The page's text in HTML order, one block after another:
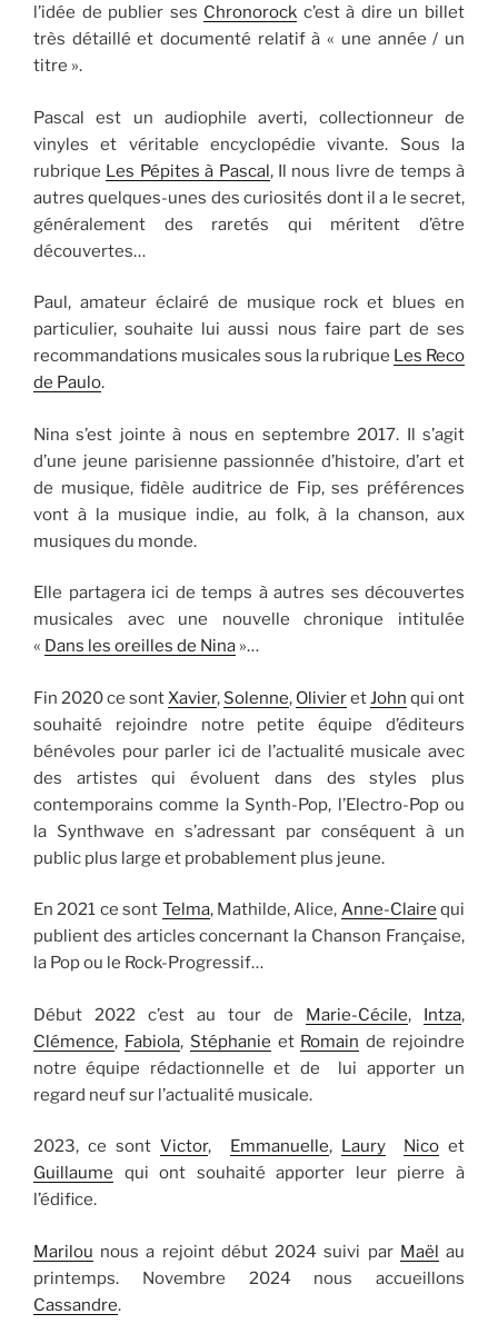
l’idée de publier ses Chronorock c’est à dire un billet
très détaillé et documenté relatif à « une année / un
titre ».
Pascal est un audiophile averti, collectionneur de
vinyles et véritable encyclopédie vivante. Sous la
rubrique Les Pépites à Pascal, Il nous livre de temps à
autres quelques-unes des curiosités dont il a le secret,
généralement des raretés qui méritent d’être
découvertes…
Paul, amateur éclairé de musique rock et blues en
particulier, souhaite lui aussi nous faire part de ses
recommandations musicales sous la rubrique Les Reco
de Paulo.
Nina s’est jointe à nous en septembre 2017. Il s’agit
d’une jeune parisienne passionnée d’histoire, d’art et
de musique, fidèle auditrice de Fip, ses préférences
vont à la musique indie, au folk, à la chanson, aux
musiques du monde.
Elle partagera ici de temps à autres ses découvertes
musicales avec une nouvelle chronique intitulée
« Dans les oreilles de Nina »…
Fin 2020 ce sontXavier, Solenne, OlivieretJohn qui ont
souhaité rejoindre notre petite équipe d’éditeurs
bénévoles pour parler ici de l’actualité musicale avec
des artistes qui évoluent dans des styles plus
contemporains comme la Synth-Pop, l’Electro-Pop ou
la Synthwave en s’adressant par conséquent à un
public plus large et probablement plus jeune.
En 2021 ce sont Telma, Mathilde, Alice, Anne-Claire qui
publient des articles concernant la Chanson Française,
la Pop ou le Rock-Progressif…
Début 2022 c’est au tour de Marie-Cécile, Intza,
Clémence, Fabiola, Stéphanie et Romain de rejoindre
notre équipe rédactionnelle et de lui apporter un
regard neuf sur l’actualité musicale.
2023, ce sontVictor, Emmanuelle, Laury Nicoet
Guillaume qui ont souhaité apporter leur pierre à
l’édifice.
Marilou nous a rejoint début 2024 suivi par Maël au
printemps. Novembre 2024 nous accueillons
Cassandre.